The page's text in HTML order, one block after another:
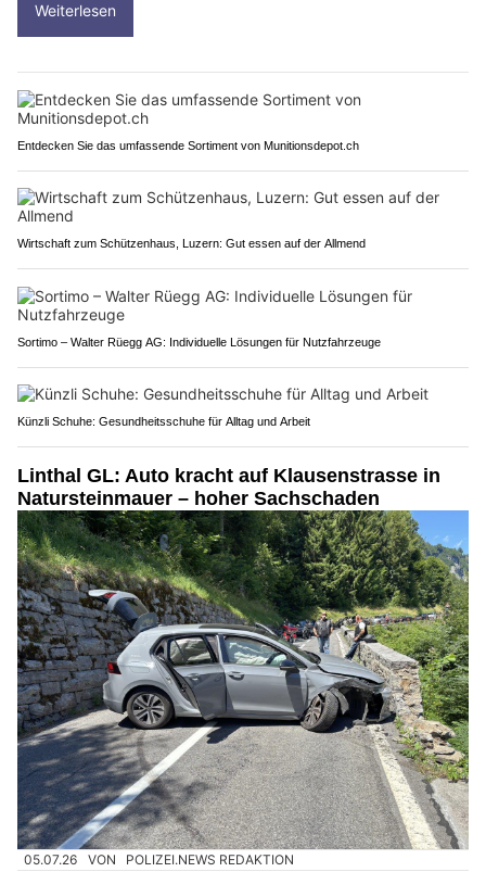
Weiterlesen
Entdecken Sie das umfassende Sortiment von Munitionsdepot.ch
Wirtschaft zum Schützenhaus, Luzern: Gut essen auf der Allmend
Sortimo – Walter Rüegg AG: Individuelle Lösungen für Nutzfahrzeuge
Künzli Schuhe: Gesundheitsschuhe für Alltag und Arbeit
Linthal GL: Auto kracht auf Klausenstrasse in
Natursteinmauer – hoher Sachschaden
05.07.26 VON POLIZEI.NEWS REDAKTION